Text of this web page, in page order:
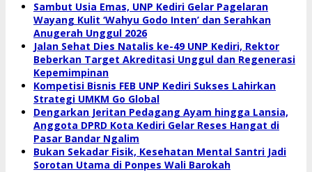
Sambut Usia Emas, UNP Kediri Gelar Pagelaran
Wayang Kulit ‘Wahyu Godo Inten’ dan Serahkan
Anugerah Unggul 2026
Jalan Sehat Dies Natalis ke-49 UNP Kediri, Rektor
Beberkan Target Akreditasi Unggul dan Regenerasi
Kepemimpinan
Kompetisi Bisnis FEB UNP Kediri Sukses Lahirkan
Strategi UMKM Go Global
Dengarkan Jeritan Pedagang Ayam hingga Lansia,
Anggota DPRD Kota Kediri Gelar Reses Hangat di
Pasar Bandar Ngalim
Bukan Sekadar Fisik, Kesehatan Mental Santri Jadi
Sorotan Utama di Ponpes Wali Barokah